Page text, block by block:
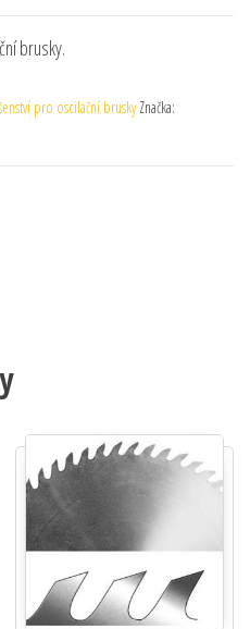
brusky.
pro oscilační brusky Značka: